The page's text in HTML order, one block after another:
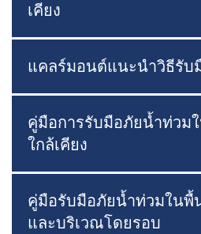
เคียง
แคลร์มอนต์แนะนำวิธีรับ
คู่มือการรับมือภัยน้ำท่วม
ใกล้เคียง
คู่มือรับมือภัยน้ำท่วมในพื้
และบริเวณโดยรอบ